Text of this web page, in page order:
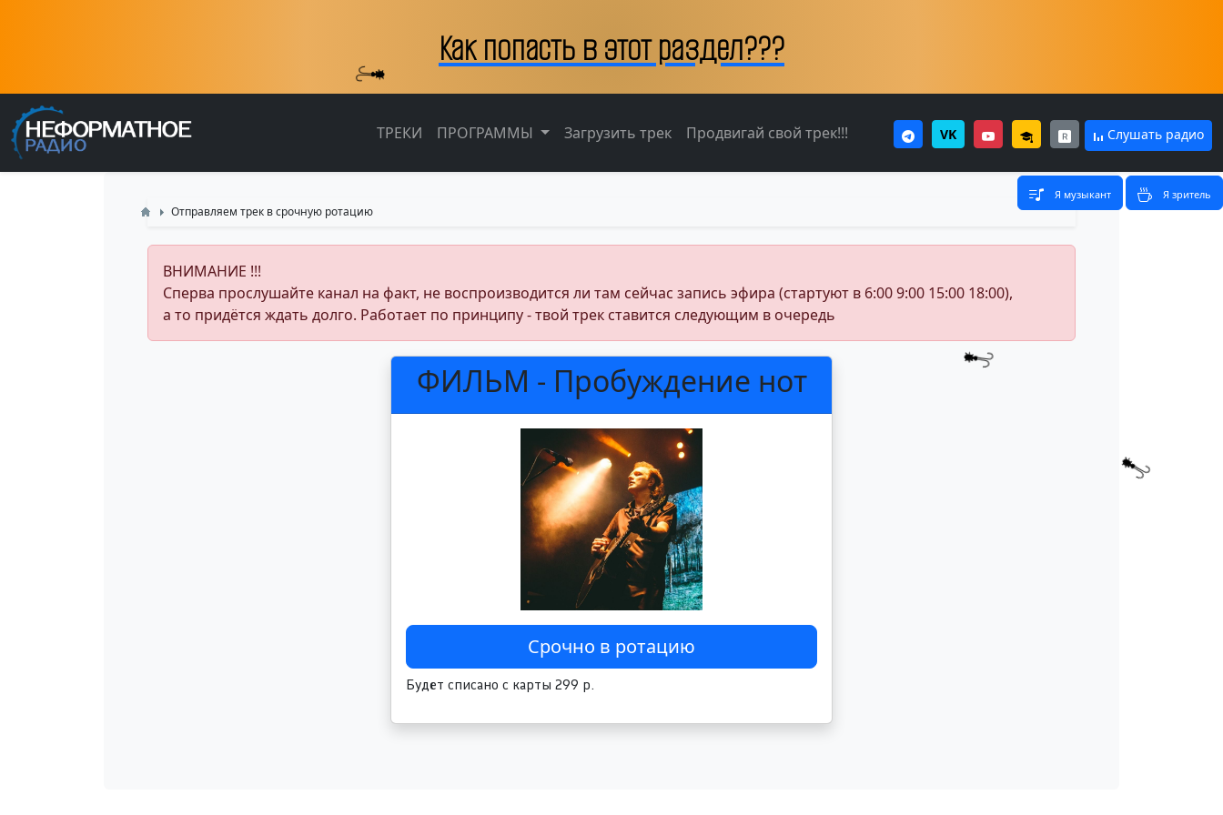
Как попасть в этот раздел???
ТРЕКИ ПРОГРАММЫ Загрузить трек Продвигай свой трек!!! VK Слушать радио
Я музыкант Я зритель
Отправляем трек в срочную ротацию
ВНИМАНИЕ !!!
Сперва прослушайте канал на факт, не воспроизводится ли там сейчас запись эфира (стартуют в 6:00 9:00 15:00 18:00),
а то придётся ждать долго. Работает по принципу - твой трек ставится следующим в очередь
ФИЛЬМ - Пробуждение нот
Будет списано с карты 299 р.